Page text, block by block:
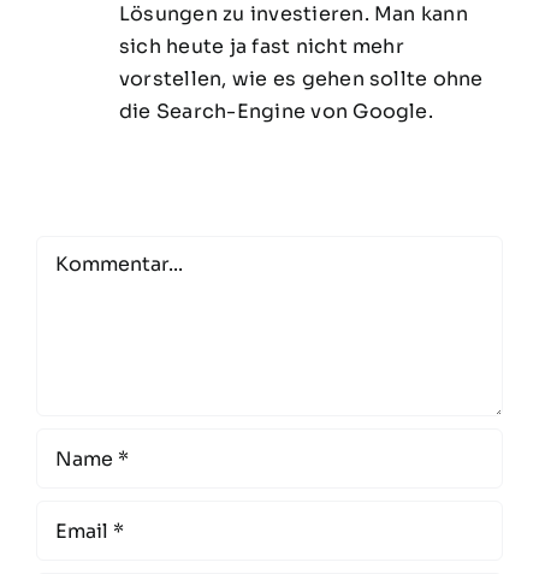
Lösungen zu investieren. Man kann
sich heute ja fast nicht mehr
vorstellen, wie es gehen sollte ohne
die Search-Engine von Google.
Comment